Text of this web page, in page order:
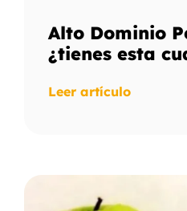
Alto Dominio
¿tienes esta
Leer artículo